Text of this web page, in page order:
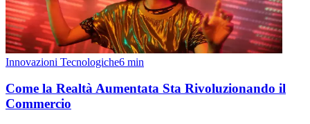
Innovazioni Tecnologiche6 min
Come la Realtà Aumentata Sta Rivoluzionando il
Commercio